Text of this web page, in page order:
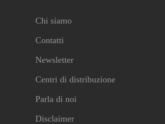
Chi siamo
Contatti
Newsletter
Centri di distribuzione
Parla di noi
Disclaimer